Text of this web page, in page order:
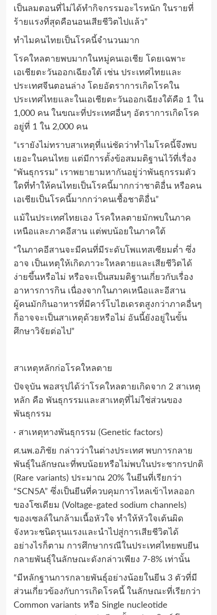
เป็นลมตอนที่ไม่ได้ทำกิจกรรมอะไรหนัก ในรายที่
ร้ายแรงที่สุดคือนอนเสียชีวิตไปแล้ว”
ทำไมคนไทยเป็นโรคนี้จำนวนมาก
โรคใหลตายพบมากในหมู่คนเอเชีย โดยเฉพาะ
เอเชียตะวันออกเฉียงใต้ เช่น ประเทศไทยและ
ประเทศจีนตอนล่าง โดยอัตราการเกิดโรคใน
ประเทศไทยและในเอเชียตะวันออกเฉียงใต้คือ 1 ใน
1,000 คน ในขณะที่ประเทศอื่นๆ อัตราการเกิดโรค
อยู่ที่ 1 ใน 2,000 คน
“เรายังไม่ทราบสาเหตุที่แน่ชัดว่าทำไมโรคนี้จึงพบ
เยอะในคนไทย แต่มีการตั้งข้อสมมติฐานไว้ที่เรื่อง
“พันธุกรรม” เราพยายามหากันอยู่ว่าพันธุกรรมตัว
ใดที่ทำให้คนไทยเป็นโรคนี้มากกว่าชาติอื่น หรือคน
เอเชียเป็นโรคนี้มากกว่าคนเชื้อชาติอื่น”
แม้ในประเทศไทยเอง โรคใหลตายมักพบในภาค
เหนือและภาคอีสาน แต่พบน้อยในภาคใต้
“ในภาคอีสานจะมีคนที่มีระดับโพแทสเซียมต่ำ ซึ่ง
อาจ เป็นเหตุให้เกิดภาวะใหลตายและเสียชีวิตได้
ง่ายขึ้นหรือไม่ หรือจะเป็นสมมติฐานเกี่ยวกับเรื่อง
อาหารการกิน เนื่องจากในภาคเหนือและอีสาน
ผู้คนมักกินอาหารที่มีคาร์โบไฮเดรตสูงกว่าภาคอื่นๆ
ก็อาจจะเป็นสาเหตุด้วยหรือไม่ อันนี้ยังอยู่ในขั้น
ศึกษาวิจัยต่อไป”
สาเหตุหลักก่อโรคใหลตาย
ปัจจุบัน พอสรุปได้ว่าโรคใหลตายเกิดจาก 2 สาเหตุ
หลัก คือ พันธุกรรมและสาเหตุที่ไม่ใช่ส่วนของ
พันธุกรรม
· สาเหตุทางพันธุกรรม (Genetic factors)
ศ.นพ.อภิชัย กล่าวว่าในต่างประเทศ พบการกลาย
พันธุ์ในลักษณะที่พบน้อยหรือไม่พบในประชากรปกติ
(Rare variants) ประมาณ 20% ในยีนที่เรียกว่า
“SCN5A” ซึ่งเป็นยีนที่ควบคุมการไหลเข้าไหลออก
ของโซเดียม (Voltage-gated sodium channels)
ของเซลล์ในกล้ามเนื้อหัวใจ ทำให้หัวใจเต้นผิด
จังหวะชนิดรุนแรงและนำไปสู่การเสียชีวิตได้
อย่างไรก็ตาม การศึกษากรณีในประเทศไทยพบยีน
กลายพันธุ์ในลักษณะดังกล่าวเพียง 7-8% เท่านั้น
“มีหลักฐานการกลายพันธุ์อย่างน้อยในยีน 3 ตัวที่มี
ส่วนเกี่ยวข้องกับการเกิดโรคนี้ ในลักษณะที่เรียกว่า
Common variants หรือ Single nucleotide